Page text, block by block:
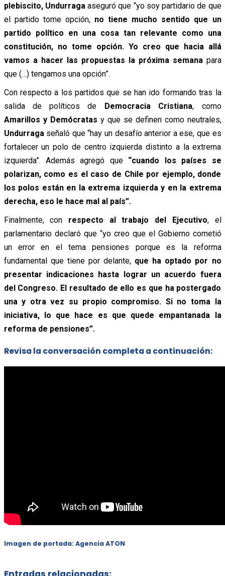
plebiscito, Undurraga aseguró que “yo soy partidario de que
el partido tome opción, no tiene mucho sentido que un
partido político en una cosa tan relevante como una
constitución, no tome opción. Yo creo que hacia allá
vamos a hacer las propuestas la próxima semana para
que (…) tengamos una opción”.
Con respecto a los partidos que se han ido formando tras la
salida de políticos de Democracia Cristiana, como
Amarillos y Demócratas y que se definen como neutrales,
Undurraga señaló que “hay un desafío anterior a ese, que es
fortalecer un polo de centro izquierda distinto a la extrema
izquierda”. Además agregó que “cuando los países se
polarizan, como es el caso de Chile por ejemplo, donde
los polos están en la extrema izquierda y en la extrema
derecha, eso le hace mal al país”.
Finalmente, con respecto al trabajo del Ejecutivo, el
parlamentario declaró que “yo creo que el Gobierno cometió
un error en el tema pensiones porque es la reforma
fundamental que tiene por delante, que ha optado por no
presentar indicaciones hasta lograr un acuerdo fuera
del Congreso. El resultado de ello es que ha postergado
una y otra vez su propio compromiso. Si no toma la
iniciativa, lo que hace es que quede empantanada la
reforma de pensiones”.
Revisa la conversación completa a continuación:
Imagen de portada: Agencia ATON